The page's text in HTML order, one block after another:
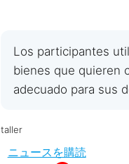
Los participantes
bienes que quieren
adecuado para sus
taller
ニュースを購読